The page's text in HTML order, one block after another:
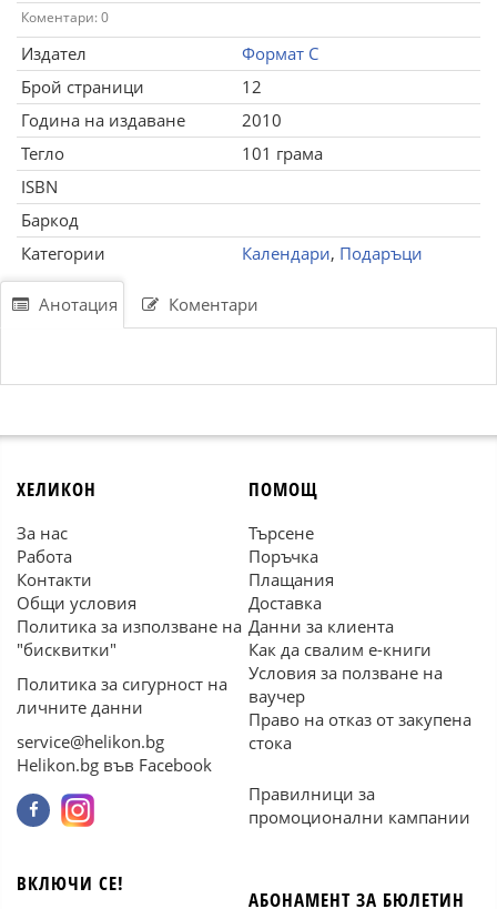
Коментари: 0
Издател
Формат С
Брой страници
12
Година на издаване
2010
Тегло
101 грама
ISBN
Баркод
Категории
Календари, Подаръци
Анотация Коментари
ХЕЛИКОН
За нас
Работа
Контакти
Общи условия
Политика за използване на
"бисквитки"
Политика за сигурност на
личните данни
service@helikon.bg
Helikon.bg във Facebook
ПОМОЩ
Търсене
Поръчка
Плащания
Доставка
Данни за клиента
Как да свалим е-книги
Условия за ползване на
ваучер
Право на отказ от закупена
стока
Правилници за
промоционални кампании
ВКЛЮЧИ СЕ!
АБОНАМЕНТ ЗА БЮЛЕТИН